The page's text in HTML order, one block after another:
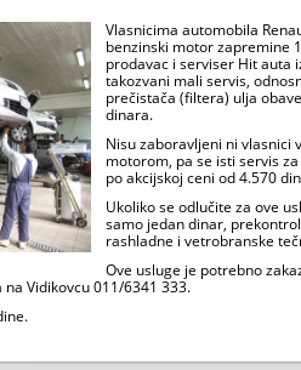
Vlasnicima automobila
benzinski motor zapremine
prodavac i serviser Hit auta
takozvani mali servis,
prečistača (filtera) ulja
dinara.
Nisu zaboravljeni ni vlasnici
motorom, pa se isti servis
po akcijskoj ceni od 4.570
Ukoliko se odlučite za ove
samo jedan dinar,
rashladne i vetrobranske
Ove usluge je potrebno
Vidikovcu 011/6341 333.